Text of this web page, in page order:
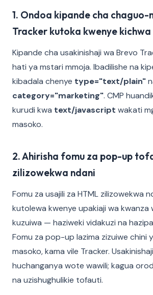
1. Ondoa kipande cha chaguo-
Tracker kutoka kwenye
Kipande cha usakinishaji wa Brevo
hati ya mstari mmoja. Ibadilishe na
kibadala chenye type="text/plain"
category="marketing". CMP
kurudi kwa text/javascript wakati
masoko.
2. Ahirisha fomu za pop-up
zilizowekwa ndani
Fomu za usajili za HTML zilizowekwa
kutolewa kwenye upakiaji wa kwanza
kuzuiwa — haziweki vidakuzi na
Fomu za pop-up lazima zizuiwe chini
masoko, kama vile Tracker.
huchanganya wote wawili; kagua
na uzishughulikie tofauti.